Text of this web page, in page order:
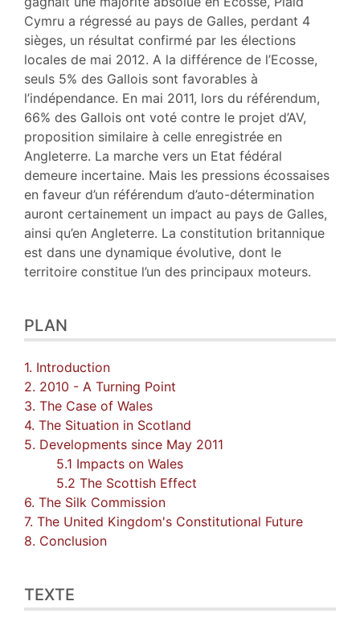
Cymru a régressé au pays de Galles, perdant 4
sièges, un résultat confirmé par les élections
locales de mai 2012. A la différence de l’Ecosse,
seuls 5% des Gallois sont favorables à
l’indépendance. En mai 2011, lors du référendum,
66% des Gallois ont voté contre le projet d’AV,
proposition similaire à celle enregistrée en
Angleterre. La marche vers un Etat fédéral
demeure incertaine. Mais les pressions écossaises
en faveur d’un référendum d’auto-détermination
auront certainement un impact au pays de Galles,
ainsi qu’en Angleterre. La constitution britannique
est dans une dynamique évolutive, dont le
territoire constitue l’un des principaux moteurs.
PLAN
1. Introduction
2. 2010 - A Turning Point
3. The Case of Wales
4. The Situation in Scotland
5. Developments since May 2011
5.1 Impacts on Wales
5.2 The Scottish Effect
6. The Silk Commission
7. The United Kingdom's Constitutional Future
8. Conclusion
TEXTE